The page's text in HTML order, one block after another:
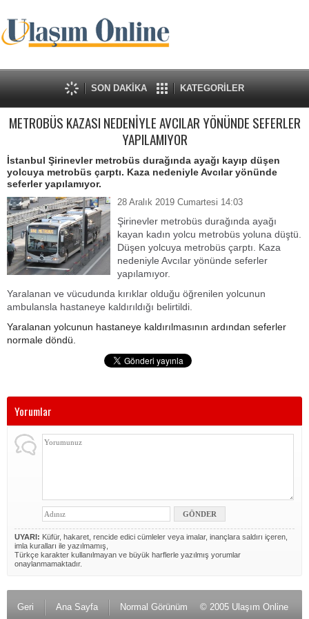
SON DAKİKA KATEGORİLER
METROBÜS KAZASI NEDENİYLE AVCILAR YÖNÜNDE SEFERLER
YAPILAMIYOR
İstanbul Şirinevler metrobüs durağında ayağı kayıp düşen
yolcuya metrobüs çarptı. Kaza nedeniyle Avcılar yönünde
seferler yapılamıyor.
28 Aralık 2019 Cumartesi 14:03
Şirinevler metrobüs durağında ayağı
kayan kadın yolcu metrobüs yoluna düştü.
Düşen yolcuya metrobüs çarptı. Kaza
nedeniyle Avcılar yönünde seferler
yapılamıyor.
Yaralanan ve vücudunda kırıklar olduğu öğrenilen yolcunun
ambulansla hastaneye kaldırıldığı belirtildi.
Yaralanan yolcunun hastaneye kaldırılmasının ardından seferler
normale döndü.
Yorumlar
UYARI: Küfür, hakaret, rencide edici cümleler veya imalar, inançlara saldırı içeren,
imla kuralları ile yazılmamış,
Türkçe karakter kullanılmayan ve büyük harflerle yazılmış yorumlar
onaylanmamaktadır.
Geri Ana Sayfa Normal Görünüm © 2005 Ulaşım Online